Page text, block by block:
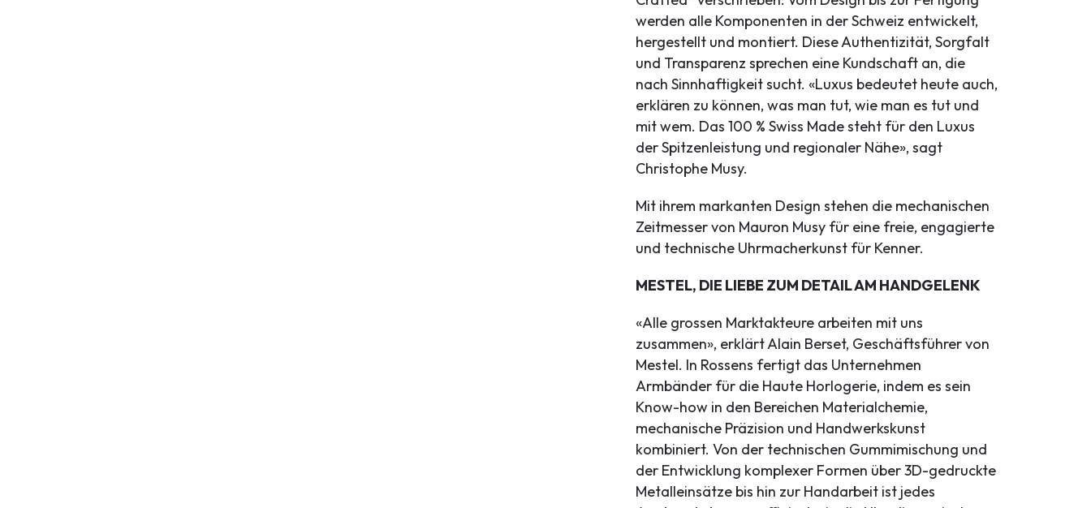
werden alle Komponenten in der Schweiz entwickelt,
hergestellt und montiert. Diese Authentizität, Sorgfalt
und Transparenz sprechen eine Kundschaft an, die
nach Sinnhaftigkeit sucht. «Luxus bedeutet heute auch,
erklären zu können, was man tut, wie man es tut und
mit wem. Das 100 % Swiss Made steht für den Luxus
der Spitzenleistung und regionaler Nähe», sagt
Christophe Musy.
Mit ihrem markanten Design stehen die mechanischen
Zeitmesser von Mauron Musy für eine freie, engagierte
und technische Uhrmacherkunst für Kenner.
MESTEL, DIE LIEBE ZUM DETAIL AM HANDGELENK
«Alle grossen Marktakteure arbeiten mit uns
zusammen», erklärt Alain Berset, Geschäftsführer von
Mestel. In Rossens fertigt das Unternehmen
Armbänder für die Haute Horlogerie, indem es sein
Know-how in den Bereichen Materialchemie,
mechanische Präzision und Handwerkskunst
kombiniert. Von der technischen Gummimischung und
der Entwicklung komplexer Formen über 3D-gedruckte
Metalleinsätze bis hin zur Handarbeit ist jedes